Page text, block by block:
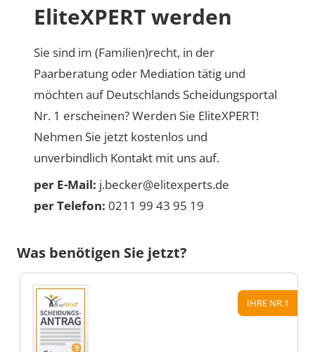
EliteXPERT werden
Sie sind im (Familien)recht, in der
Paarberatung oder Mediation tätig und
möchten auf Deutschlands Scheidungsportal
Nr. 1 erscheinen? Werden Sie EliteXPERT!
Nehmen Sie jetzt kostenlos und
unverbindlich Kontakt mit uns auf.
per E-Mail: j.becker@elitexperts.de
per Telefon: 0211 99 43 95 19
Was benötigen Sie jetzt?
IHRE NR.1